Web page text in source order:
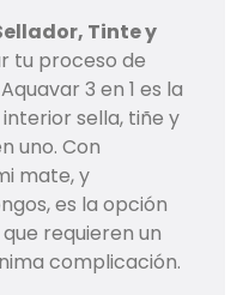
Tinte y
tu proceso de
3 en 1 es la
sella, tiñe y
uno. Con
mate, y
es la opción
requieren un
complicación.